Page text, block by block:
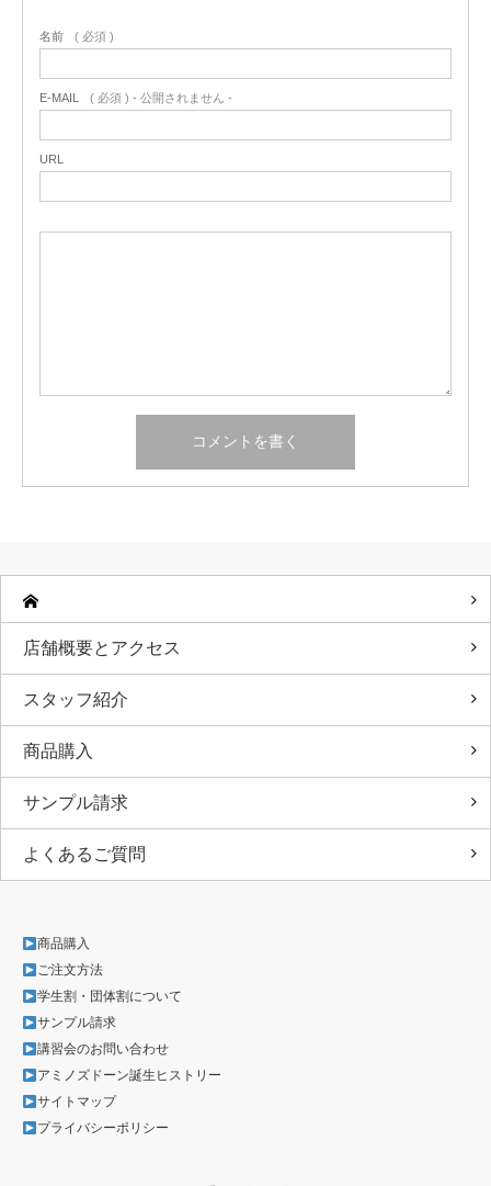
名前 ( 必須 )
E-MAIL ( 必須 ) - 公開されません -
URL
店舗概要とアクセス
スタッフ紹介
商品購入
サンプル請求
よくあるご質問
商品購入
ご注文方法
学生割・団体割について
サンプル請求
講習会のお問い合わせ
アミノズドーン誕生ヒストリー
サイトマップ
プライバシーポリシー